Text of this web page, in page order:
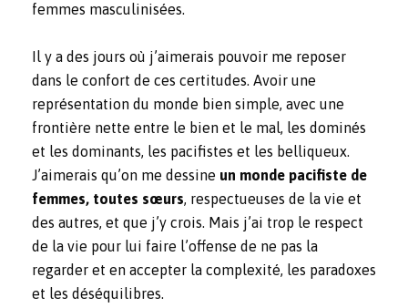
femmes masculinisées.
Il y a des jours où j’aimerais pouvoir me reposer
dans le confort de ces certitudes. Avoir une
représentation du monde bien simple, avec une
frontière nette entre le bien et le mal, les dominés
et les dominants, les pacifistes et les belliqueux.
J’aimerais qu’on me dessine un monde pacifiste de
femmes, toutes sœurs, respectueuses de la vie et
des autres, et que j’y crois. Mais j’ai trop le respect
de la vie pour lui faire l’offense de ne pas la
regarder et en accepter la complexité, les paradoxes
et les déséquilibres.